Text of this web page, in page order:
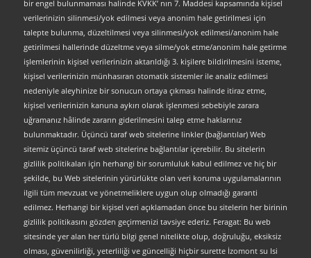
bir engel bulunmaması halinde KVKK’ nın 7. Maddesi kapsamında kişisel
verilerinizin silinmesi/yok edilmesi veya anonim hale getirilmesi için
talepte bulunma, düzeltilmesi veya silinmesi/yok edilmesi/anonim hale
getirilmesi hallerinde düzeltme veya silme/yok etme/anonim hale getirme
işlemlerinin kişisel verilerinizin aktarıldığı 3. kişilere bildirilmesini isteme,
kişisel verilerinizin münhasıran otomatik sistemler ile analiz edilmesi
nedeniyle aleyhinize bir sonucun ortaya çıkması halinde itiraz etme,
kişisel verilerinizin kanuna aykırı olarak işlenmesi sebebiyle zarara
uğramanız hâlinde zararın giderilmesini talep etme haklarınız
bulunmaktadır. Üçüncü taraf web sitelerine linkler (bağlantılar) Web
sitemiz üçüncü taraf web sitelerine bağlantılar içerebilir. Bu sitelerin
gizlilik politikaları için herhangi bir sorumluluk kabul edilmez ve hiç bir
şekilde, bu Web sitelerinin yürürlükte olan veri koruma uygulamalarının
ilgili tüm mevzuat ve yönetmeliklere uygun olup olmadığı garanti
edilmez. Herhangi bir kişisel veri açıklamadan önce bu sitelerin her birinin
gizlilik politikasını gözden geçirmenizi tavsiye ederiz. Feragat: Bu web
sitesinde yer alan her türlü bilgi genel nitelikte olup, doğruluğu, eksiksiz
olması, güvenilirliği, yeterliliği ve güncelliği hiçbir surette İzomont su Isi